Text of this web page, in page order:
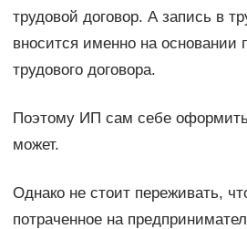
трудовой договор. А запись в
вносится именно на основании
трудового договора.
Поэтому ИП сам себе
может.
Однако не стоит переживать,
потраченное на